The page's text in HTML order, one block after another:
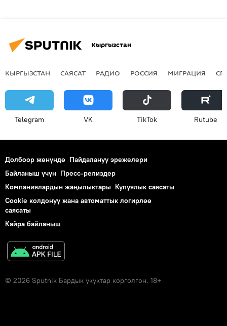
Кыргызстан
КЫРГЫЗСТАН САЯСАТ РАДИО РОССИЯ МИГРАЦИЯ
Telegram VK ТikТоk Rutube
Долбоор жөнүндө Пайдалануу эрежелери
Байланыш үчүн Пресс-релиздер
Компаниялардын жаңылыктары Купуялык саясаты
Cookie колдонуу жана автоматтык логирлөө
саясаты
Кайра байланыш
© 2026 Sputnik Бардык укуктар корголгон. 18+